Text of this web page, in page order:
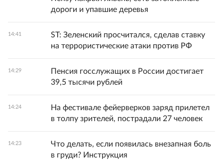
дороги и упавшие деревья
14:41
ST: Зеленский просчитался, сделав ставку
на террористические атаки против РФ
14:29
Пенсия госслужащих в России достигает
39,5 тысячи рублей
14:24
На фестивале фейерверков заряд прилетел
в толпу зрителей, пострадали 27 человек
14:23
Что делать, если появилась внезапная боль
в груди? Инструкция